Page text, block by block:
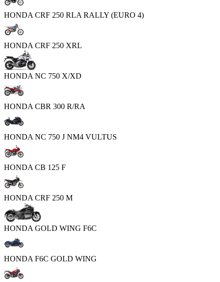
HONDA CRF 250 RLA RALLY (EURO 4)
HONDA CRF 250 XRL
HONDA NC 750 X/XD
HONDA CBR 300 R/RA
HONDA NC 750 J NM4 VULTUS
HONDA CB 125 F
HONDA CRF 250 M
HONDA GOLD WING F6C
HONDA F6C GOLD WING